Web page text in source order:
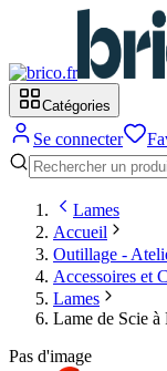
Catégories
Se connecter
Lames
Accueil
Outillage -
Accessoires et
Lames
Lame de Scie à
Pas d'image